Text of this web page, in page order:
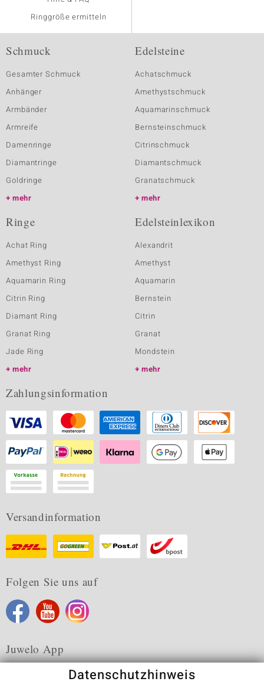
Ringgröße ermitteln
Schmuck
Gesamter Schmuck
Anhänger
Armbänder
Armreife
Damenringe
Diamantringe
Goldringe
mehr
Edelsteine
Achatschmuck
Amethystschmuck
Aquamarinschmuck
Bernsteinschmuck
Citrinschmuck
Diamantschmuck
Granatschmuck
mehr
Ringe
Achat Ring
Amethyst Ring
Aquamarin Ring
Citrin Ring
Diamant Ring
Granat Ring
Jade Ring
mehr
Edelsteinlexikon
Alexandrit
Amethyst
Aquamarin
Bernstein
Citrin
Granat
Mondstein
mehr
Zahlungsinformation
Versandinformation
Folgen Sie uns auf
Juwelo App
Datenschutzhinweis